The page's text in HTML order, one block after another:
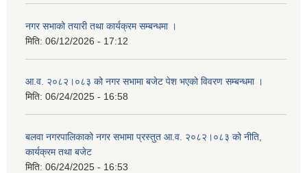
नगर सभाको तयारी तथा कार्यक्रम सम्बन्धमा ।
मिति: 06/12/2026 - 17:12
आ.व. २०८२।०८३ को नगर सभामा बजेट पेश भएको विवरण सम्बन्धमा ।
मिति: 06/24/2025 - 16:58
बलवा नगरपालिकाको नगर सभामा प्रस्तुत आ.व. २०८२।०८३ को नीति,
कार्यक्रम तथा बजेट
मिति: 06/24/2025 - 16:53